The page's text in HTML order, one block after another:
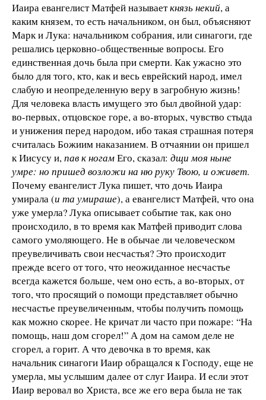
Иаира евангелист Матфей называеткнязь некий, а
каким князем, то есть начальником, он был, объясняют
Марк и Лука: начальником собрания, или синагоги, где
решались церковно-общественные вопросы. Его
единственная дочь была при смерти. Как ужасно это
было для того, кто, как и весь еврейский народ, имел
слабую и неопределенную веру в загробную жизнь!
Для человека власть имущего это был двойной удар:
во-первых, отцовское горе, а во-вторых, чувство стыда
и унижения перед народом, ибо такая страшная потеря
считалась Божиим наказанием. В отчаянии он пришел
к Иисусу и,пав к ногамЕго, сказал: дщи моя ныне
умре: но пришед возложи на ню руку Твою, и оживет.
Почему евангелист Лука пишет, что дочь Иаира
умирала (и та умираше), а евангелист Матфей, что она
уже умерла? Лука описывает событие так, как оно
происходило, в то время как Матфей приводит слова
самого умоляющего. Не в обычае ли человеческом
преувеличивать свои несчастья? Это происходит
прежде всего от того, что неожиданное несчастье
всегда кажется больше, чем оно есть, а во-вторых, от
того, что просящий о помощи представляет обычно
несчастье преувеличенным, чтобы получить помощь
как можно скорее. Не кричат ли часто при пожаре: “На
помощь, наш дом сгорел!” А дом на самом деле не
сгорел, а горит. А что девочка в то время, как
начальник синагоги Иаир обращался к Господу, еще не
умерла, мы услышим далее от слуг Иаира. И если этот
Иаир веровал во Христа, все же его вера была не так